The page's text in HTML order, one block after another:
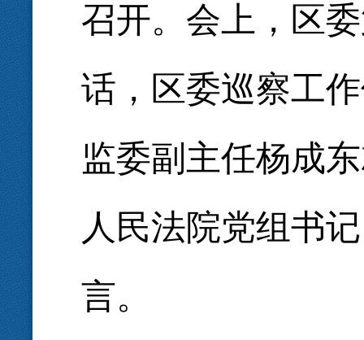
召开。会上，区
话，区委巡察工
监委副主任杨成
人民法院党组书
言。